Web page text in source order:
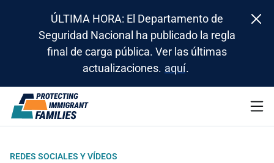
ÚLTIMA HORA: El Departamento de
Seguridad Nacional ha publicado la regla
final de carga pública. Ver las últimas
actualizaciones. aquí.
REDES SOCIALES Y VÍDEOS